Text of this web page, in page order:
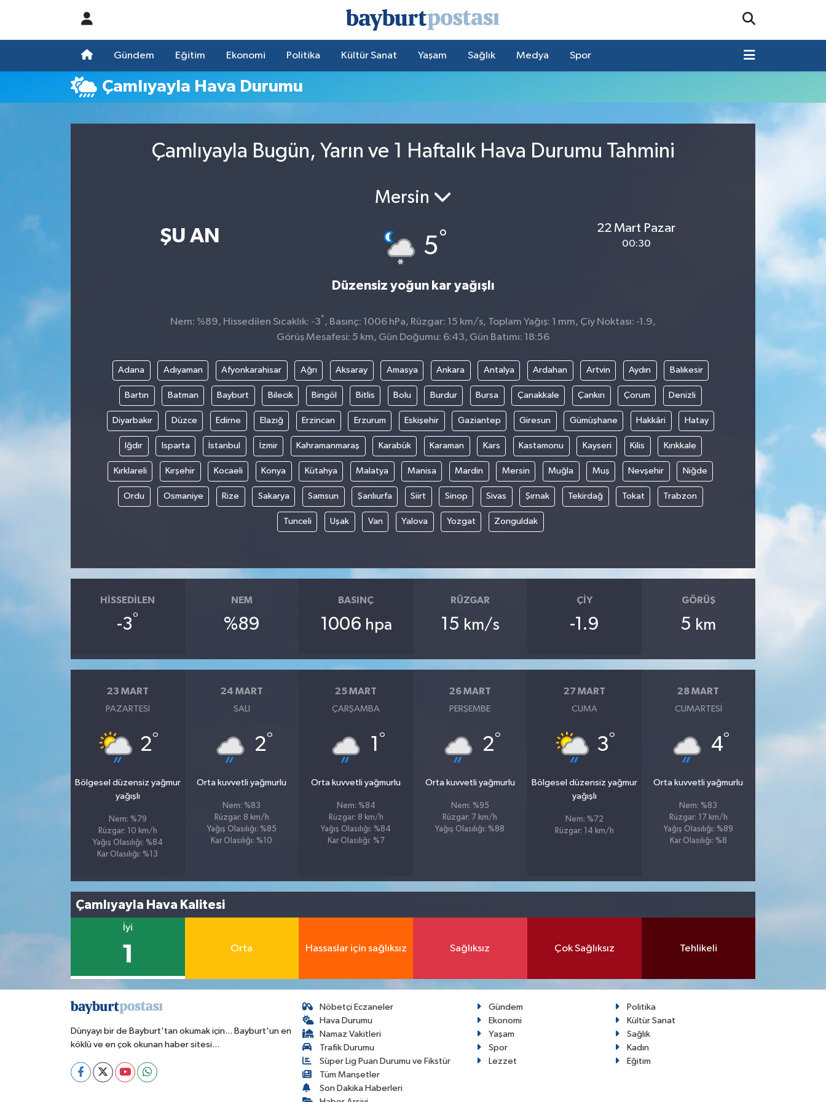
Gündem Eğitim Ekonomi Politika Kültür Sanat Yaşam Sağlık Medya Spor
Çamlıyayla Hava Durumu
Çamlıyayla Bugün, Yarın ve 1 Haftalık Hava Durumu Tahmini
ŞU AN
Mersin
5°
Düzensiz yoğun kar yağışlı
22 Mart Pazar
00:30
Nem: %89, Hissedilen Sıcaklık: -3° , Basınç: 1006 hPa, Rüzgar: 15 km/s, Toplam Yağış: 1 mm, Çiy Noktası: -1.9,
Görüş Mesafesi: 5 km, Gün Doğumu: 6:43, Gün Batımı: 18:56
Adana Adıyaman Afyonkarahisar Ağrı Aksaray Amasya Ankara Antalya Ardahan Artvin Aydın Balıkesir
Bartın Batman Bayburt Bilecik Bingöl Bitlis Bolu Burdur Bursa Çanakkale Çankırı Çorum Denizli
Diyarbakır Düzce Edirne Elazığ Erzincan Erzurum Eskişehir Gaziantep Giresun Gümüşhane Hakkâri Hatay
Iğdır Isparta İstanbul İzmir Kahramanmaraş Karabük Karaman Kars Kastamonu Kayseri Kilis Kırıkkale
Kırklareli Kırşehir Kocaeli Konya Kütahya Malatya Manisa Mardin Mersin Muğla Muş Nevşehir Niğde
Ordu Osmaniye Rize Sakarya Samsun Şanlıurfa Siirt Sinop Sivas Şırnak Tekirdağ Tokat Trabzon
Tunceli Uşak Van Yalova Yozgat Zonguldak
HISSEDILEN
-3°
NEM
%89
BASINÇ
1006 hpa
RÜZGAR
15 km/s
ÇIY
-1.9
GÖRÜŞ
5 km
23 MART
PAZARTESI
2°
Bölgesel düzensiz yağmur
yağışlı
Nem: %79
Rüzgar: 10 km/h
Yağış Olasılığı: %84
Kar Olasılığı: %13
24 MART
SALI
2°
Orta kuvvetli yağmurlu
Nem: %83
Rüzgar: 8 km/h
Yağış Olasılığı: %85
Kar Olasılığı: %10
25 MART
ÇARŞAMBA
1 °
Orta kuvvetli yağmurlu
Nem: %84
Rüzgar: 8 km/h
Yağış Olasılığı: %84
Kar Olasılığı: %7
26 MART
PERŞEMBE
2°
Orta kuvvetli yağmurlu
Nem: %95
Rüzgar: 7 km/h
Yağış Olasılığı: %88
27 MART
CUMA
3°
Bölgesel düzensiz yağmur
yağışlı
Nem: %72
Rüzgar: 14 km/h
28 MART
CUMARTESI
4°
Orta kuvvetli yağmurlu
Nem: %83
Rüzgar: 17 km/h
Yağış Olasılığı: %89
Kar Olasılığı: %8
Çamlıyayla Hava Kalitesi
İyi
1 Orta Hassaslar için sağlıksız Sağlıksız Çok Sağlıksız Tehlikeli
Dünyayı bir de Bayburt'tan okumak için... Bayburt'un en
köklü ve en çok okunan haber sitesi...
Nöbetçi Eczaneler
Hava Durumu
Namaz Vakitleri
Trafik Durumu
Süper Lig Puan Durumu ve Fikstür
Tüm Manşetler
Son Dakika Haberleri
Gündem
Politika
Ekonomi
Kültür Sanat
Yaşam
Sağlık
Spor
Kadın
Lezzet
Eğitim
Hava Durumu